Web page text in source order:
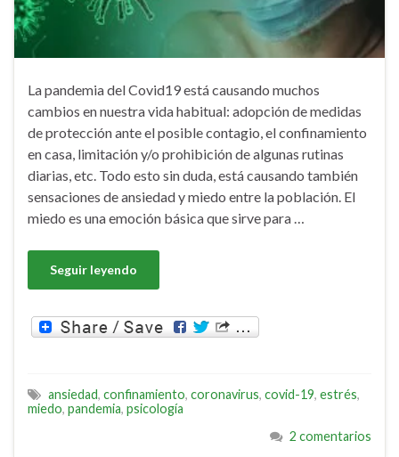
La pandemia del Covid19 está causando muchos
cambios en nuestra vida habitual: adopción de medidas
de protección ante el posible contagio, el confinamiento
en casa, limitación y/o prohibición de algunas rutinas
diarias, etc. Todo esto sin duda, está causando también
sensaciones de ansiedad y miedo entre la población. El
miedo es una emoción básica que sirve para …
Seguir leyendo
ansiedad, confinamiento, coronavirus, covid-19, estrés,
miedo, pandemia, psicología
2 comentarios